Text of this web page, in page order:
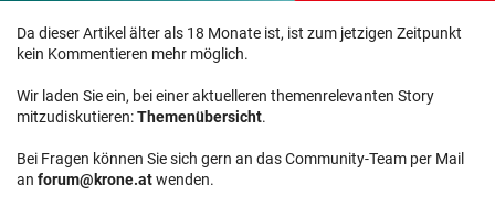
Da dieser Artikel älter als 18 Monate ist, ist zum jetzigen Zeitpunkt
kein Kommentieren mehr möglich.
Wir laden Sie ein, bei einer aktuelleren themenrelevanten Story
mitzudiskutieren:Themenübersicht.
Bei Fragen können Sie sich gern an das Community-Team per Mail
an forum@krone.atwenden.